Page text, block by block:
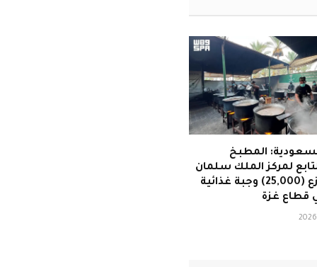
المطبخ
لمركز الملك سلمان
للإغاثة يوزع (25,000) وجبة غذائية
قطاع غزة